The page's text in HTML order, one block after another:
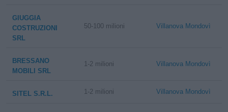
GIUGGIA
COSTRUZIONI
SRL
50-100 milioni Villanova Mondovì
BRESSANO
MOBILI SRL
1-2 milioni Villanova Mondovì
SITEL S.R.L. 1-2 milioni Villanova Mondovì